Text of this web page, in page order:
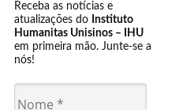
Receba as notícias e
atualizações do Instituto
Humanitas Unisinos – IHU
em primeira mão. Junte-se a
nós!